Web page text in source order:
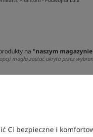
Ci bezpieczne i
na "naszym
mogła zostać ukryta przez